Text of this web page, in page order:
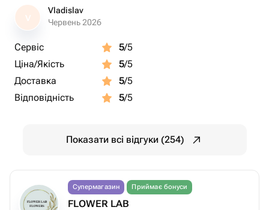
V
Vladislav
Червень 2026
Сервіс 5/5
Ціна/Якість
5/5
Доставка
5/5
Відповідність
5/5
Показати всі відгуки (254)
Супермагазин Приймає бонуси
FLOWER LAB